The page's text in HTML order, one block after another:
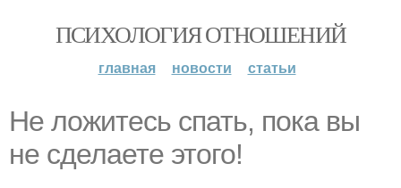
ПСИХОЛОГИЯ ОТНОШЕНИЙ
главная новости статьи
Не ложитесь спать, пока вы
не сделаете этого!